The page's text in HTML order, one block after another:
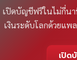
เปิดบัญชีฟรีในไม่กี่นา
เงินระดับโลกด้วยแ
เปิด